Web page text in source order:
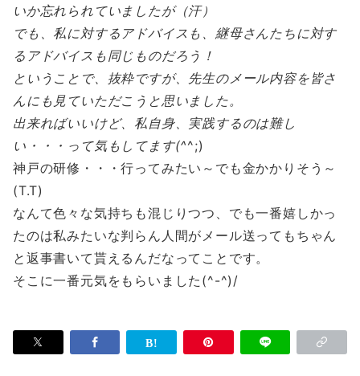
いか忘れられていましたが（汗）
でも、私に対するアドバイスも、継母さんたちに対す
るアドバイスも同じものだろう！
ということで、抜粋ですが、先生のメール内容を皆さ
んにも見ていただこうと思いました。
出来ればいいけど、私自身、実践するのは難し
い・・・って気もしてます(^^;)
神戸の研修・・・行ってみたい～でも金かかりそう～
(T.T)
なんて色々な気持ちも混じりつつ、でも一番嬉しかっ
たのは私みたいな判らん人間がメール送ってもちゃん
と返事書いて貰えるんだなってことです。
そこに一番元気をもらいました(^-^)/